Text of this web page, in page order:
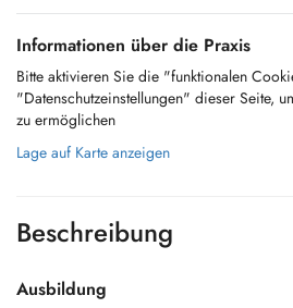
Informationen über die Praxis
Bitte aktivieren Sie die "funktionalen
"Datenschutzeinstellungen" dieser Seite,
zu ermöglichen
Lage auf Karte anzeigen
Beschreibung
Ausbildung